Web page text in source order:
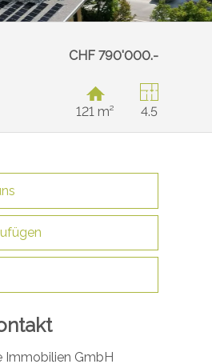
CHF 790'000.-
121 m² 4.5
Immobilien GmbH